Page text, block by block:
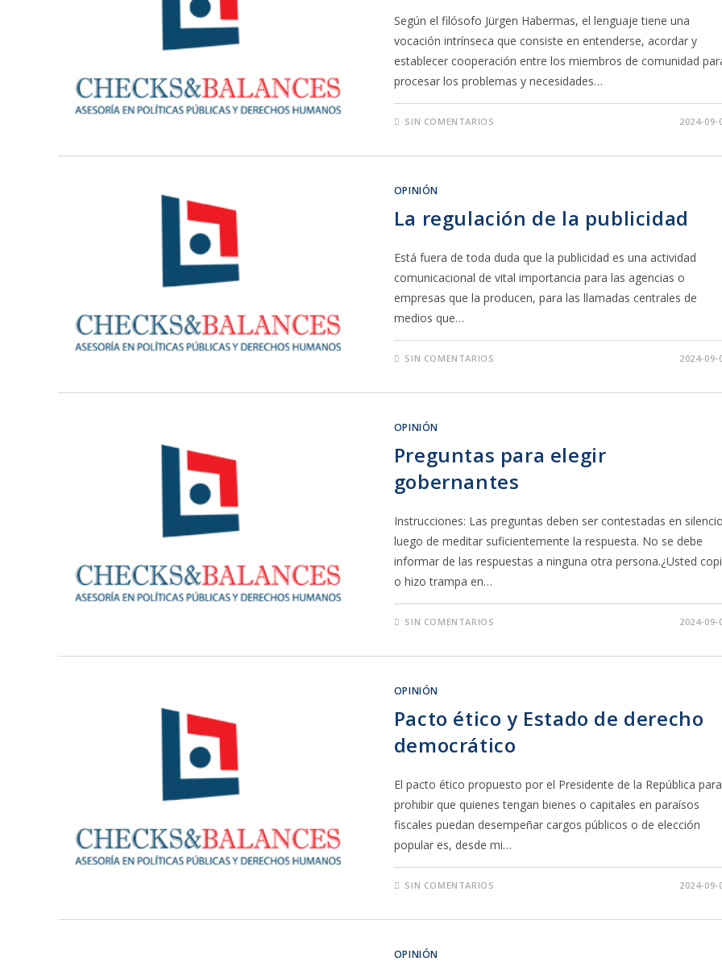
Según el filósofo Jürgen Habermas, el lenguaje tiene una
vocación intrínseca que consiste en entenderse, acordar y
establecer cooperación entre los miembros de comunidad
procesar los problemas y necesidades…
SIN COMENTARIOS 2024-09-
OPINIÓN
La regulación de la publicidad
Está fuera de toda duda que la publicidad es una actividad
comunicacional de vital importancia para las agencias o
empresas que la producen, para las llamadas centrales de
medios que…
SIN COMENTARIOS 2024-09-
OPINIÓN
Preguntas para elegir
gobernantes
Instrucciones: Las preguntas deben ser contestadas en
luego de meditar suficientemente la respuesta. No se debe
informar de las respuestas a ninguna otra persona.¿Usted
o hizo trampa en…
SIN COMENTARIOS 2024-09-
OPINIÓN
Pacto ético y Estado de derecho
democrático
El pacto ético propuesto por el Presidente de la República para
prohibir que quienes tengan bienes o capitales en paraísos
fiscales puedan desempeñar cargos públicos o de elección
popular es, desde mi…
SIN COMENTARIOS 2024-09-
OPINIÓN